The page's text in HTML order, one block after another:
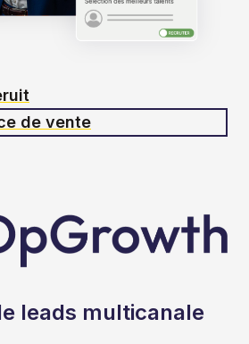
de vente
leads multicanale